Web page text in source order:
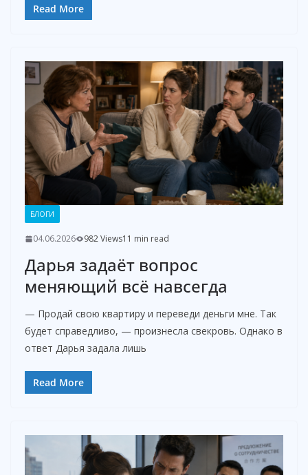
Read More
БЛОГИ
04.06.2026 982 Views11 min read
Дарья задаёт вопрос
меняющий всё навсегда
— Продай свою квартиру и переведи деньги мне. Так
будет справедливо, — произнесла свекровь. Однако в
ответ Дарья задала лишь
Read More